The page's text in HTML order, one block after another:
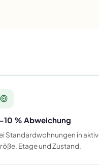
% Abweichung
Standardwohnungen in
Etage und Zustand.